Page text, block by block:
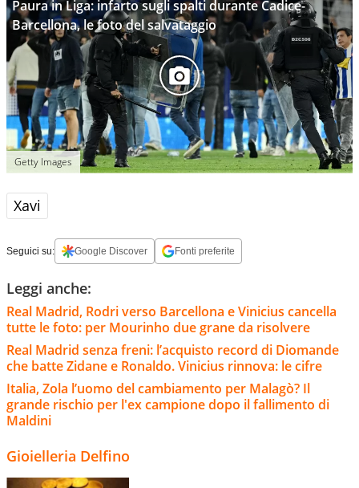
Paura in Liga: infarto sugli spalti durante Cadice-
Barcellona, le foto del salvataggio
Getty Images
Xavi
Seguici su: Google Discover Fonti preferite
Leggi anche:
Real Madrid, Rodri verso Barcellona e Vinicius cancella
tutte le foto: per Mourinho due grane da risolvere
Real Madrid senza freni: l’acquisto record di Diomande
che batte Zidane e Ronaldo. Vinicius rinnova: le cifre
Italia, Zola l’uomo del cambiamento per Malagò? Il
grande rischio per l'ex campione dopo il fallimento di
Maldini
Gioielleria Delfino